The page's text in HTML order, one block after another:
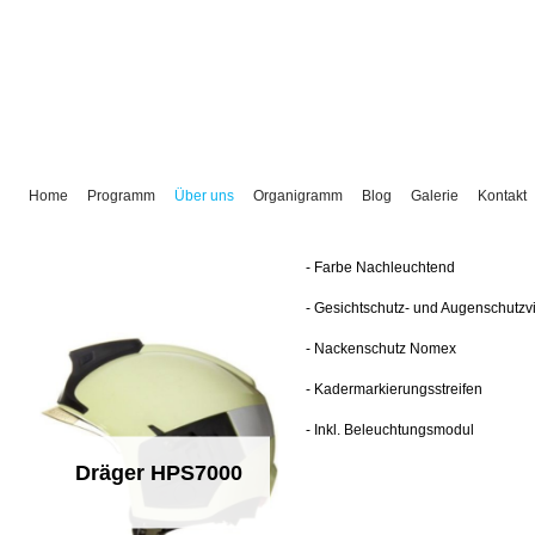
Home Programm Über uns Organigramm Blog Galerie Kontakt
Dräger HPS7000
- Farbe Nachleuchtend
- Gesichtschutz- und
- Nackenschutz Nomex
- Kadermarkierungsstreifen
- Inkl. Beleuchtungsmodul